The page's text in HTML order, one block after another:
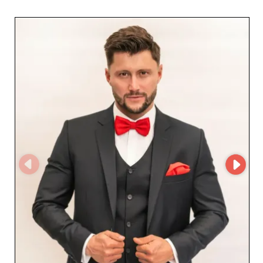
sophistiquées. Que ce soit pour un mariage ou toute
autre cérémonie, leurs produits garantissent une allure
irréprochable et un confort optimal pour chaque
Grupa sont conçues pour allier style et durabilité, un
atout majeur pour les revendeurs souhaitant offrir à
leurs clients des produits à la fois esthétiques et
robustes. Grâce à un soin particulier apporté aux
matériaux et aux finitions, chaque paire est un gage de
MicroStore par Aljeka Grupa facilite la gestion des
commandes et offre une expérience d'achat fluide et
sécurisée pour ses partenaires. Cette technologie
avancée permet aux revendeurs d'accéder à un
catalogue en ligne constamment mis à jour, garantissant
une réactivité optimale aux tendances et aux demandes
du marché. Faire appel à Aljeka Grupa, c'est opter pour
un grossiste fiable qui place la satisfaction de ses clients
au cœur de son activité. Grâce à leur excellence
opérationnelle et leur compréhension des besoins des
revendeurs, Aljeka Grupa s'affirme comme un choix
incontournable pour ceux qui souhaitent enrichir leur
offre avec des produits prestigieux pour hommes.
Rejoignez le réseau de partenaires Aljeka Grupa et
bénéficiez des avantages d'une collaboration fructueuse
et durable.